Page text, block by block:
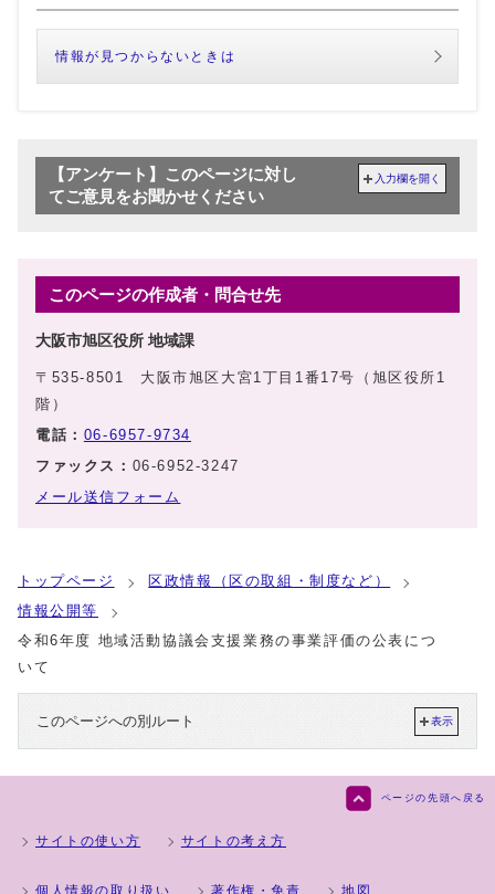
情報が見つからないときは
【アンケート】このページに対し
てご意見をお聞かせください
入力欄を開く
このページの作成者・問合せ先
大阪市旭区役所 地域課
〒535-8501 大阪市旭区大宮1丁目1番17号（旭区役所1
階）
電話： 06-6957-9734
ファックス： 06-6952-3247
メール送信フォーム
トップページ
区政情報（区の取組・制度など）
情報公開等
令和6年度 地域活動協議会支援業務の事業評価の公表につ
いて
このページへの別ルート 表示
ページの先頭へ戻る
サイトの使い方 サイトの考え方
個人情報の取り扱い 著作権・免責 地図